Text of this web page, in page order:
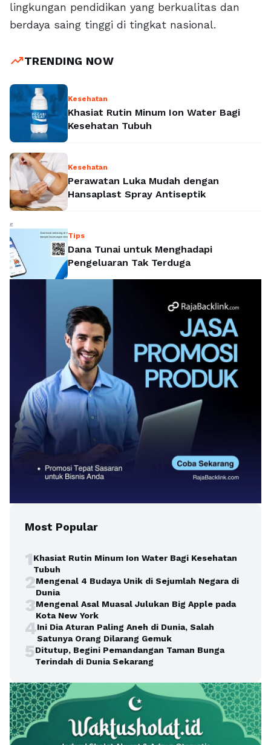
lingkungan pendidikan yang berkualitas dan
berdaya saing tinggi di tingkat nasional.
trending_upTRENDING NOW
Kesehatan
Khasiat Rutin Minum Ion Water Bagi
Kesehatan Tubuh
Kesehatan
Perawatan Luka Mudah dengan
Hansaplast Spray Antiseptik
Tips
Dana Tunai untuk Menghadapi
Pengeluaran Tak Terduga
Most Popular
1Khasiat Rutin Minum Ion Water Bagi Kesehatan
Tubuh
2Mengenal 4 Budaya Unik di Sejumlah Negara di
Dunia
3Mengenal Asal Muasal Julukan Big Apple pada
Kota New York
4Ini Dia Aturan Paling Aneh di Dunia, Salah
Satunya Orang Dilarang Gemuk
5Ditutup, Begini Pemandangan Taman Bunga
Terindah di Dunia Sekarang